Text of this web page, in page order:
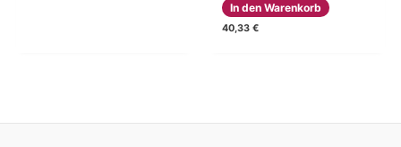
In den Warenkorb
40,33€